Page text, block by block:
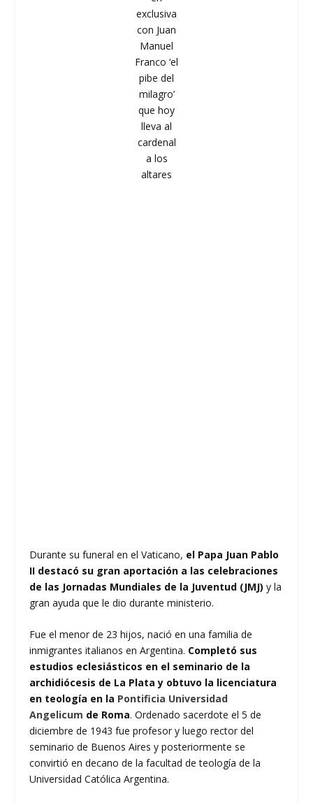
exclusiva
con Juan
Manuel
Franco ‘el
pibe del
milagro’
que hoy
lleva al
cardenal
a los
altares
Durante su funeral en el Vaticano, el Papa Juan Pablo
II destacó su gran aportación a las celebraciones
de las Jornadas Mundiales de la Juventud (JMJ) y la
gran ayuda que le dio durante ministerio.
Fue el menor de 23 hijos, nació en una familia de
inmigrantes italianos en Argentina. Completó sus
estudios eclesiásticos en el seminario de la
archidiócesis de La Plata y obtuvo la licenciatura
en teología en la Pontificia Universidad
Angelicum de Roma. Ordenado sacerdote el 5 de
diciembre de 1943 fue profesor y luego rector del
seminario de Buenos Aires y posteriormente se
convirtió en decano de la facultad de teología de la
Universidad Católica Argentina.